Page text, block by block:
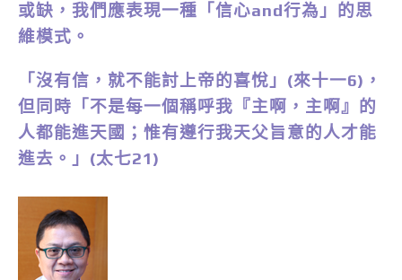
或缺，我們應表現一種「信心and行為」的思
維模式。
「沒有信，就不能討上帝的喜悅」(來十一6)，
但同時「不是每一個稱呼我『主啊，主啊』的
人都能進天國；惟有遵行我天父旨意的人才能
進去。」(太七21)